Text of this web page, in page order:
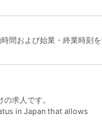
間および始業・終業時刻
求人です。
in Japan that allows